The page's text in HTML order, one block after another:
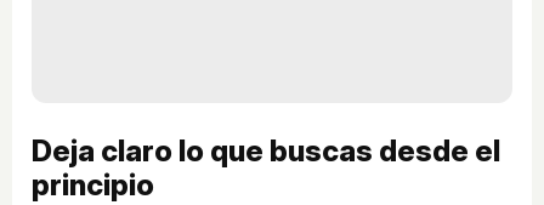
Deja claro lo que buscas desde el
principio